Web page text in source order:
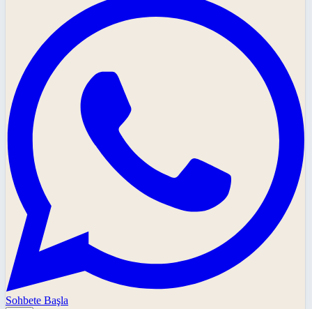
Sohbete Başla